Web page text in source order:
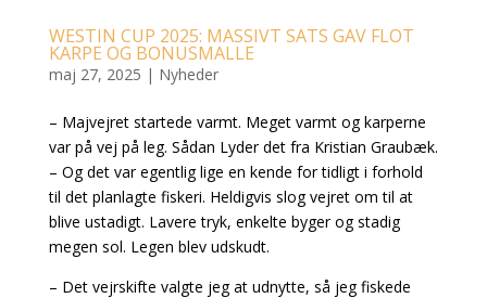
WESTIN CUP 2025: MASSIVT SATS GAV FLOT
KARPE OG BONUSMALLE
maj 27, 2025 | Nyheder
– Majvejret startede varmt. Meget varmt og karperne
var på vej på leg. Sådan Lyder det fra Kristian Graubæk.
– Og det var egentlig lige en kende for tidligt i forhold
til det planlagte fiskeri. Heldigvis slog vejret om til at
blive ustadigt. Lavere tryk, enkelte byger og stadig
megen sol. Legen blev udskudt.
– Det vejrskifte valgte jeg at udnytte, så jeg fiskede